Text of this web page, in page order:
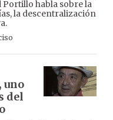
Portillo habla sobre la
la descentralización
uno
del